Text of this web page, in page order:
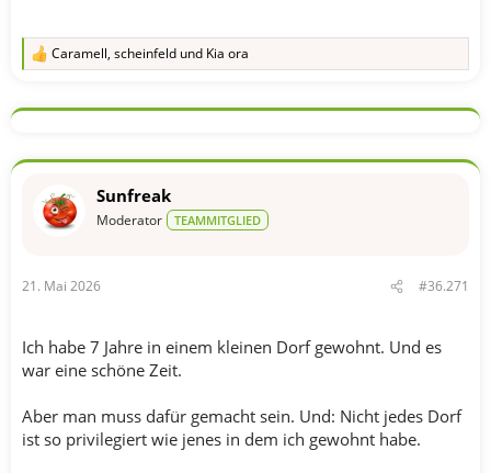
R
k
o
Caramell, scheinfeld und Kia ora
Sunfreak
Moderator TEAMMITGLIED
21. Mai 2026 #36.271
Ich habe 7 Jahre in einem kleinen Dorf gewohnt. Und es
war eine schöne Zeit.
Aber man muss dafür gemacht sein. Und: Nicht jedes Dorf
ist so privilegiert wie jenes in dem ich gewohnt habe.